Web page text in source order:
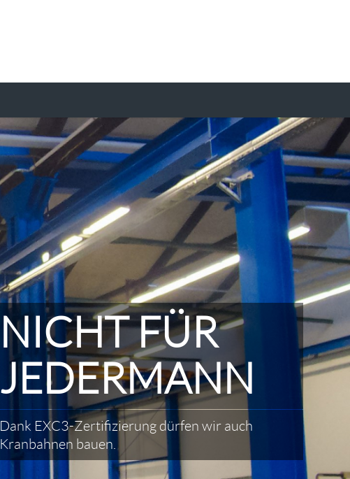
NICHT FÜR
JEDERMANN
Dank EXC3-Zertifizierung dürfen wir auch
Kranbahnen bauen.